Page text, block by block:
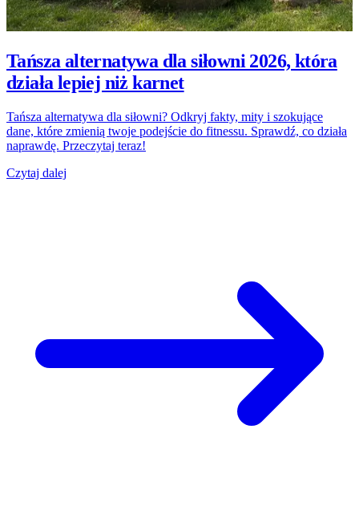
Tańsza alternatywa dla siłowni 2026, która
działa lepiej niż karnet
Tańsza alternatywa dla siłowni? Odkryj fakty, mity i szokujące
dane, które zmienią twoje podejście do fitnessu. Sprawdź, co działa
naprawdę. Przeczytaj teraz!
Czytaj dalej